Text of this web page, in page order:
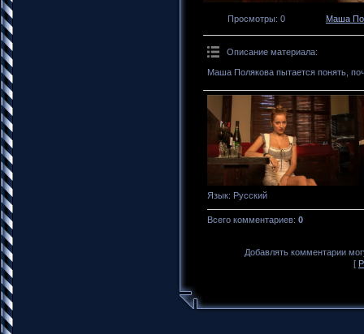
Просмотры: 0 Маша
Описание материала:
Маша Полякова пытается понять,
Язык: Русский
Всего комментариев: 0
Добавлять комментарии
[